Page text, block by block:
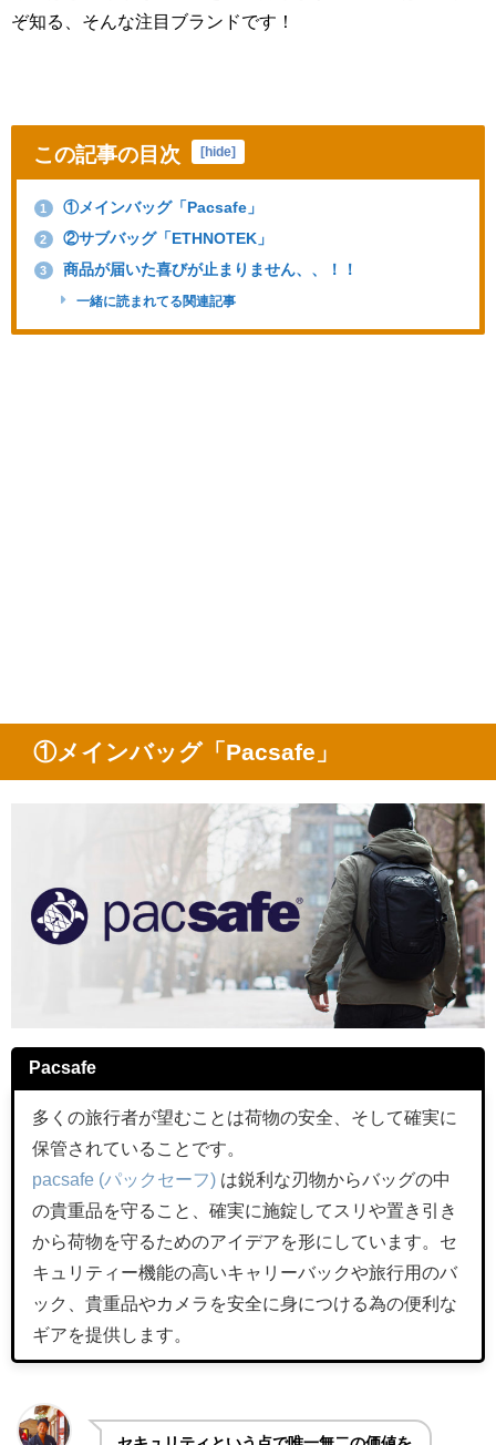
ぞ知る、そんな注目ブランドです！
この記事の目次 hide
1 ①メインバッグ「Pacsafe」
2 ②サブバッグ「ETHNOTEK」
3 商品が届いた喜びが止まりません、、！！
一緒に読まれてる関連記事
①メインバッグ「Pacsafe」
Pacsafe
多くの旅行者が望むことは荷物の安全、そして確実に
保管されていることです。
pacsafe (パックセーフ) は鋭利な刃物からバッグの中
の貴重品を守ること、確実に施錠してスリや置き引き
から荷物を守るためのアイデアを形にしています。セ
キュリティー機能の高いキャリーバックや旅行用のバ
ック、貴重品やカメラを安全に身につける為の便利な
ギアを提供します。